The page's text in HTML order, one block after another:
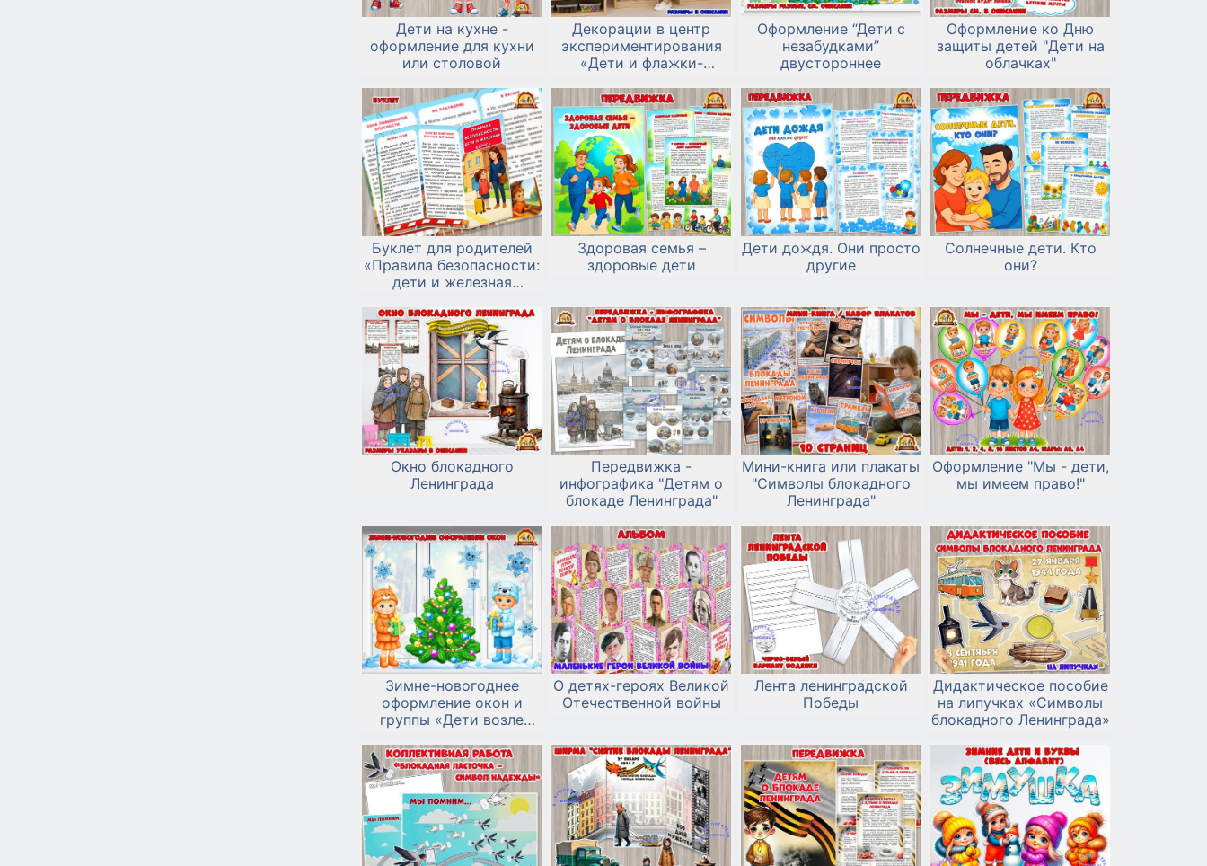
Дети на кухне -
оформление для кухни
или столовой
Декорации в центр
экспериментирования
«Дети и флажки-
Оформление “Дети с
незабудками”
двустороннее
Оформление ко Дню
защиты детей "Дети на
облачках"
Буклет для родителей
«Правила безопасности:
дети и железная
Здоровая семья –
здоровые дети
Дети дождя. Они просто
другие
Солнечные дети. Кто
они?
Окно блокадного
Ленинграда
Передвижка -
инфографика "Детям о
блокаде Ленинграда"
Мини-книга или плакаты
"Символы блокадного
Ленинграда"
Оформление "Мы - дети,
мы имеем право!"
Зимне-новогоднее
оформление окон и
группы «Дети возле
О детях-героях Великой
Отечественной войны
Лента ленинградской
Победы
Дидактическое пособие
на липучках «Символы
блокадного Ленинграда»